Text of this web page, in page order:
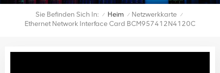
Sie Befinden Sich In: / Heim / Netzwerkkarte /
Ethernet Network Interface Card BCM957412N4120C